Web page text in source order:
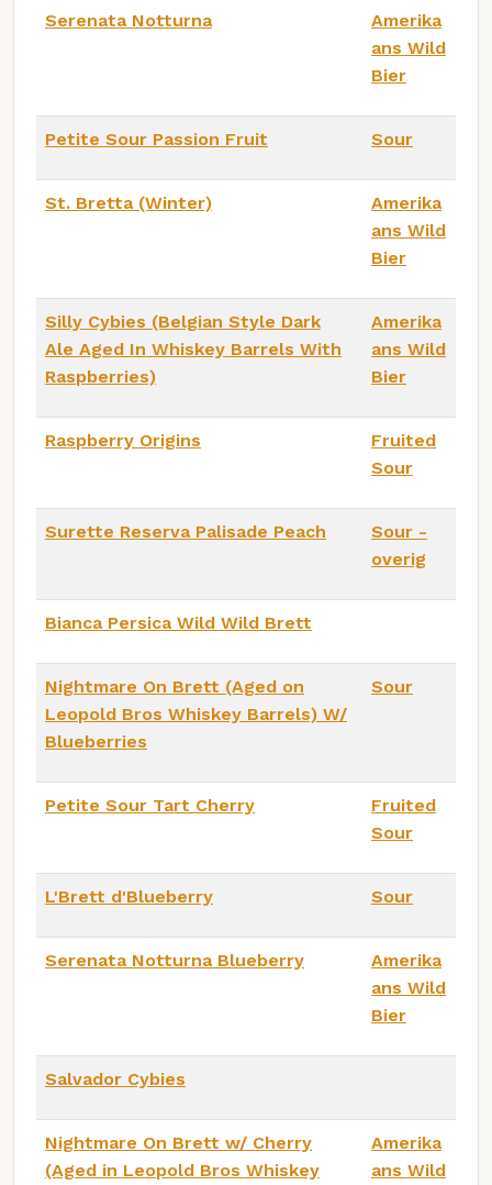
Serenata Notturna
Amerika
ans Wild
Bier
Petite Sour Passion Fruit Sour
St. Bretta (Winter)
Amerika
ans Wild
Bier
Silly Cybies (Belgian Style Dark
Ale Aged In Whiskey Barrels With
Raspberries)
Amerika
ans Wild
Bier
Raspberry Origins
Fruited
Sour
Surette Reserva Palisade Peach
Sour -
overig
Bianca Persica Wild Wild Brett
Nightmare On Brett (Aged on
Leopold Bros Whiskey Barrels) W/
Blueberries
Sour
Petite Sour Tart Cherry
Fruited
Sour
L'Brett d'Blueberry Sour
Serenata Notturna Blueberry
Amerika
ans Wild
Bier
Salvador Cybies
Nightmare On Brett w/ Cherry
(Aged in Leopold Bros Whiskey
Amerika
ans Wild